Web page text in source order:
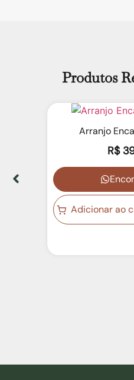
Produtos
Arranjo
R$
Adicionar ao